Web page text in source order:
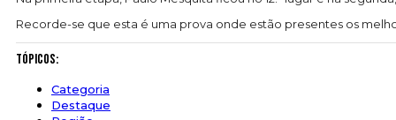
Recorde-se que esta é uma prova onde estão presentes os
Tópicos:
Categoria
Destaque